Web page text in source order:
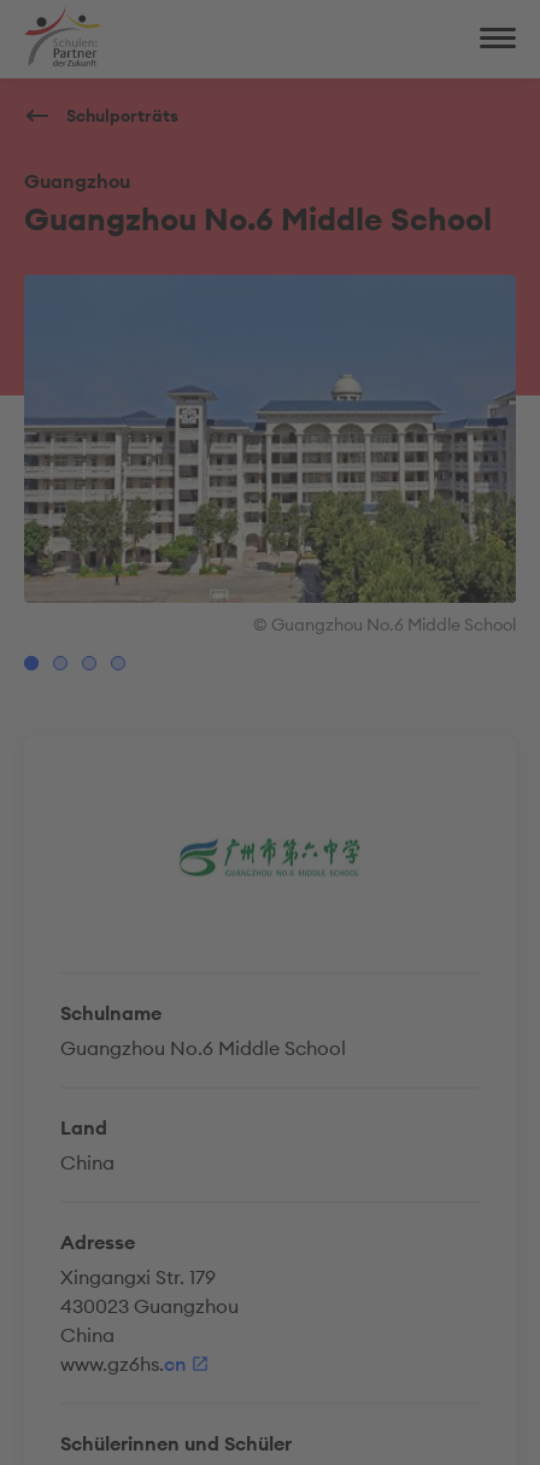
Schulporträts
Guangzhou
Guangzhou No.6 Middle School
Schulname
Guangzhou No.6 Middle School
Land
China
Adresse
Xingangxi Str. 179
430023 Guangzhou
China
www.gz6hs.cn
Schülerinnen und Schüler
© Guangzhou No.6 Middle School